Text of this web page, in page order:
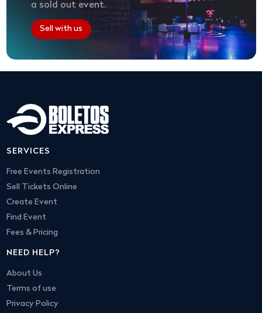
a sold out event.
Sell with us
SERVICES
Free Events Registration
Sell Tickets Online
Create Event
Find Event
Fees & Pricing
NEED HELP?
About Us
Terms of use
Privacy Policy